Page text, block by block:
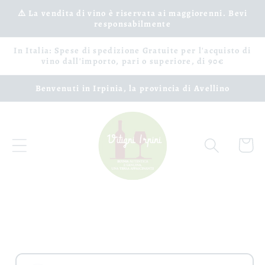
Vai
direttamente
⚠️ La vendita di vino è riservata ai maggiorenni. Bevi
responsabilmente
In Italia: Spese di spedizione Gratuite per l'acquisto di
vino dall'importo, pari o superiore, di 90€
Benvenuti in Irpinia, la provincia di Avellino
Carrello